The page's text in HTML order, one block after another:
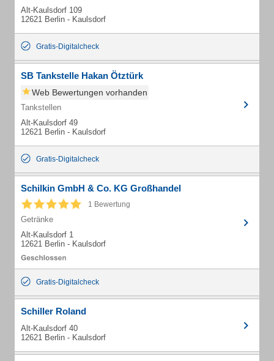
Alt-Kaulsdorf 109
12621 Berlin - Kaulsdorf
Gratis-Digitalcheck
SB Tankstelle Hakan Ötztürk
Web Bewertungen vorhanden
Tankstellen
Alt-Kaulsdorf 49
12621 Berlin - Kaulsdorf
Gratis-Digitalcheck
Schilkin GmbH & Co. KG Großhandel
1 Bewertung
Getränke
Alt-Kaulsdorf 1
12621 Berlin - Kaulsdorf
Gratis-Digitalcheck
Schiller Roland
Alt-Kaulsdorf 40
12621 Berlin - Kaulsdorf